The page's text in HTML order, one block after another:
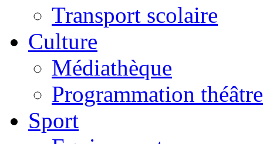
Transport scolaire
Culture
Médiathèque
Programmation théâtre
Sport